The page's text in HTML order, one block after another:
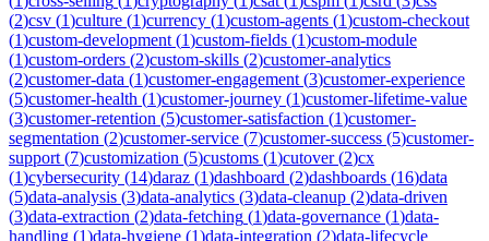
(2)csv (1)culture (1)currency (1)custom-agents (1)custom-checkout
(1)custom-development (1)custom-fields (1)custom-module
(1)custom-orders (2)custom-skills (2)customer-analytics
(2)customer-data (1)customer-engagement (3)customer-experience
(5)customer-health (1)customer-journey (1)customer-lifetime-value
(3)customer-retention (5)customer-satisfaction (1)customer-
segmentation (2)customer-service (7)customer-success (5)customer-
support (7)customization (5)customs (1)cutover(2)cx
(1)cybersecurity (14)daraz (1)dashboard (2)dashboards (16)data
(5)data-analysis (3)data-analytics (3)data-cleanup (2)data-driven
(3)data-extraction (2)data-fetching (1)data-governance (1)data-
handling (1)data-hygiene (1)data-integration (2)data-lifecycle